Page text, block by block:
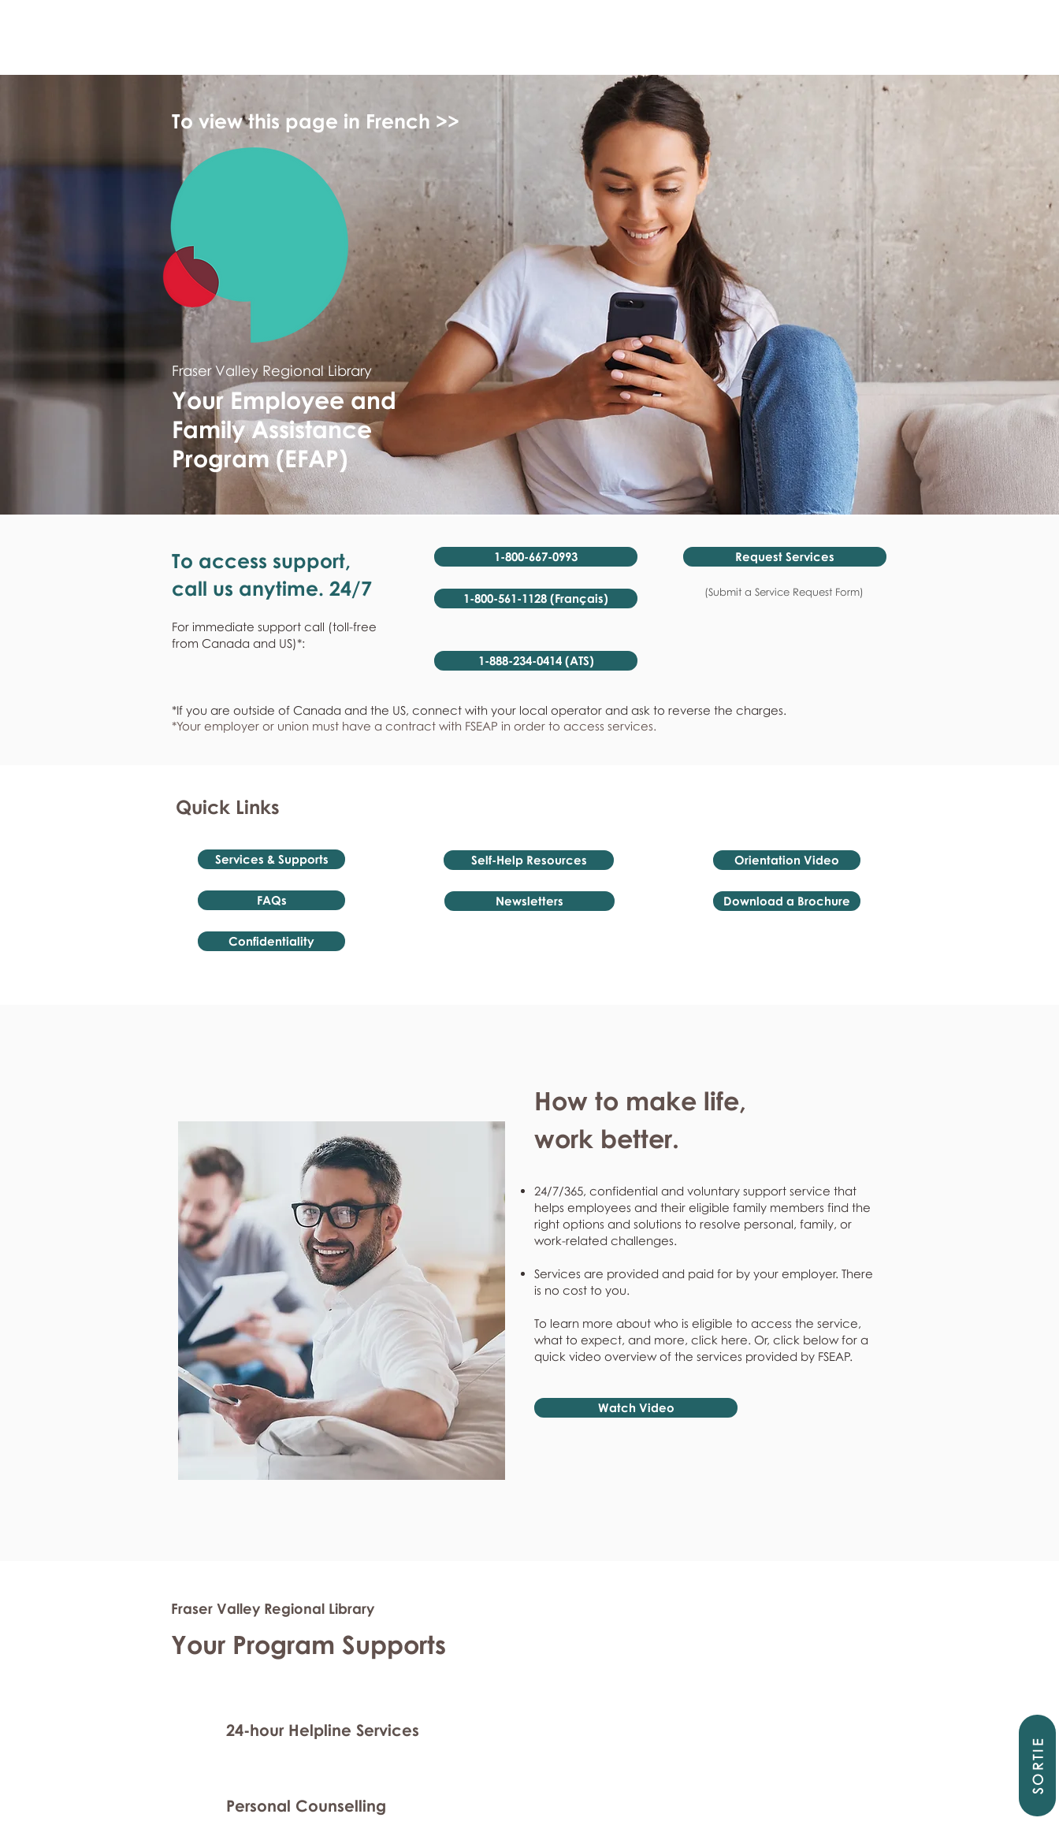
SORTIE
To view this page in French >>
Fraser Valley Regional Library
Your Employee and
Family Assistance
Program (EFAP)
To access support,
call us anytime. 24/7
For immediate support call (toll-free
from Canada and US)*:
1-800-667-0993
1-800-561-1128 (Français)
1-888-234-0414 (ATS)
Request Services
(Submit a Service Request Form)
*If you are outside of Canada and the US, connect with your local operator and ask to reverse the charges.
*Your employer or union must have a contract with FSEAP in order to access services.
Quick Links
Services & Supports
FAQs
Confidentiality
Self-Help Resources
Newsletters
Orientation Video
Download a Brochure
How to make life,
work better.
24/7/365, confidential and voluntary support service that
helps employees and their eligible family members find the
right options and solutions to resolve personal, family, or
work-related challenges.
Services are provided and paid for by your employer. There
is no cost to you.
To learn more about who is eligible to access the service,
what to expect, and more, click here. Or, click below for a
quick video overview of the services provided by FSEAP.
Watch Video
Fraser Valley Regional Library
Your Program Supports
24-hour Helpline Services
Personal Counselling